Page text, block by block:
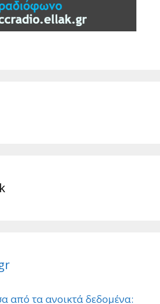
από τα ανοικτά δεδομένα: